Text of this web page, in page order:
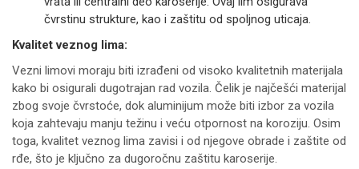
čvrstinu strukture, kao i zaštitu od spoljnog uticaja.
Kvalitet veznog lima:
Vezni limovi moraju biti izrađeni od visoko kvalitetnih materijala
kako bi osigurali dugotrajan rad vozila. Čelik je najčešći materijal
zbog svoje čvrstoće, dok aluminijum može biti izbor za vozila
koja zahtevaju manju težinu i veću otpornost na koroziju. Osim
toga, kvalitet veznog lima zavisi i od njegove obrade i zaštite od
rđe, što je ključno za dugoročnu zaštitu karoserije.